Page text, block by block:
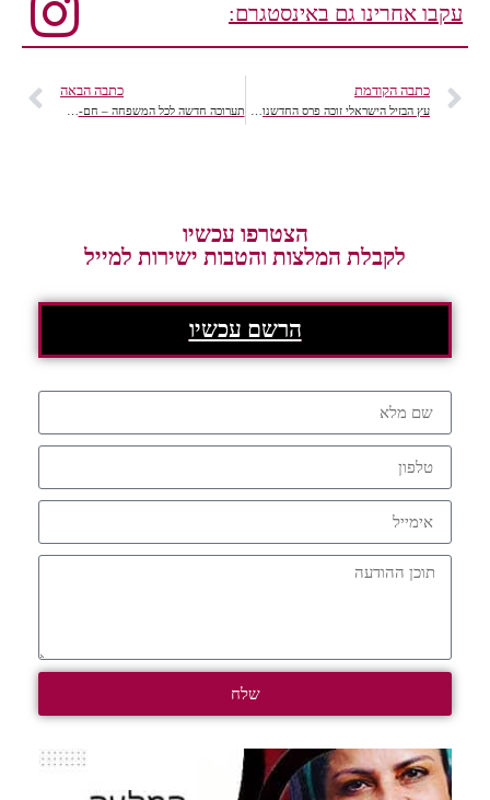
עקבו אחרינו גם באינסטגרם:
כתבה הקודמת כתבה הבאה
הצטרפו עכשיו
לקבלת המלצות והטבות ישירות למייל
הרשם עכשיו
שלח